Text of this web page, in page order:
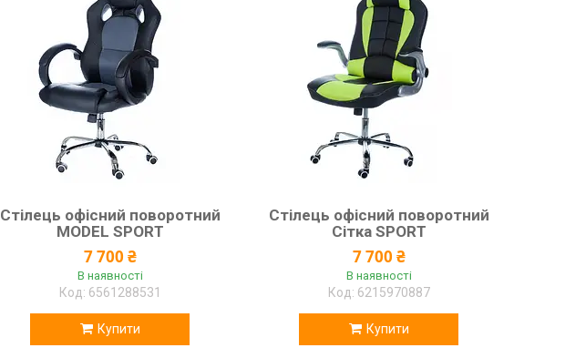
Стілець офісний поворотний
MODEL SPORT
7 700 ₴
В наявності
6561288531
Купити
Стілець офісний поворотний
Сітка SPORT
7 700 ₴
В наявності
6215970887
Купити